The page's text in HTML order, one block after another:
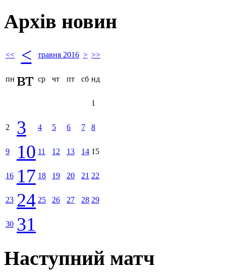
Архів новин
<< < травня 2016 > >>
пн вт ср чт пт сб нд
1
2 3 4 5 6 7 8
9 10 11 12 13 14 15
16 17 18 19 20 21 22
23 24 25 26 27 28 29
30 31
Наступний матч